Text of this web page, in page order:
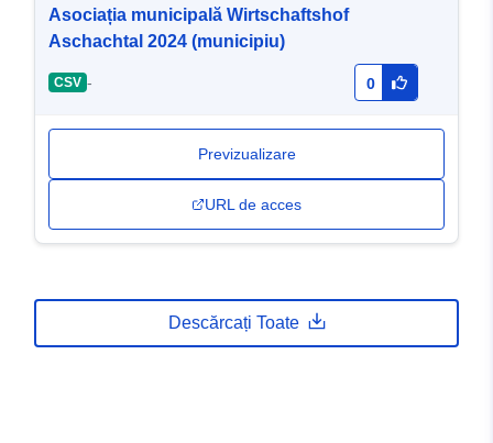
Asociația municipală Wirtschaftshof
Aschachtal 2024 (municipiu)
CSV - 0
Previzualizare
URL de acces
Descărcați Toate